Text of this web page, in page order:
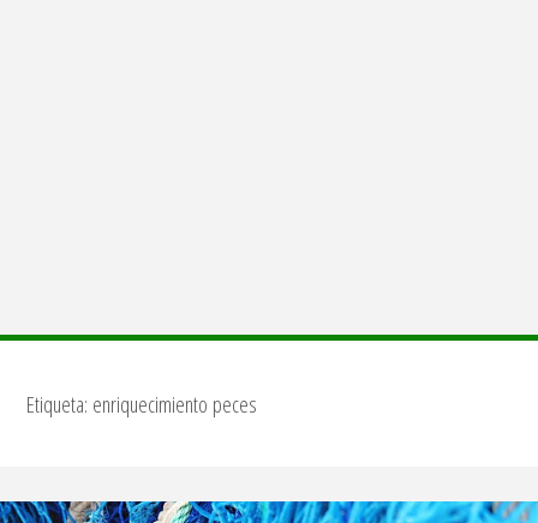
Etiqueta: enriquecimiento peces